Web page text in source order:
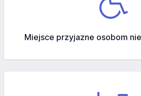
Miejsce przyjazne osobom